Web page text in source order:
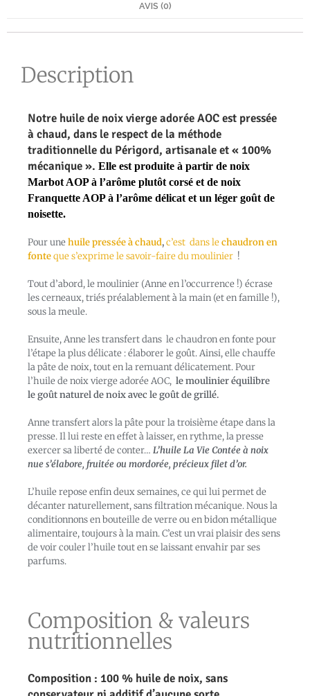
AVIS (0)
Description
Notre huile de noix vierge adorée AOC est pressée
à chaud, dans le respect de la méthode
traditionnelle du Périgord, artisanale et « 100%
mécanique ». Elle est produite à partir de noix
Marbot AOP à l’arôme plutôt corsé et de noix
Franquette AOP à l’arôme délicat et un léger goût de
noisette.
Pour unehuile pressée à chaud,c’est dans lechaudron en
fonteque s’exprime le savoir-faire du moulinier !
Tout d’abord, le moulinier (Anne en l’occurrence !) écrase
les cerneaux, triés préalablement à la main (et en famille !),
sous la meule.
Ensuite, Anne les transfert dans le chaudron en fonte pour
l’étape la plus délicate : élaborer le goût. Ainsi, elle chauffe
la pâte de noix, tout en la remuant délicatement. Pour
l’huile de noix vierge adorée AOC, le moulinieréquilibre
le goût naturel de noix avec le goût de grillé.
Anne transfert alors la pâte pour la troisième étape dans la
presse. Il lui reste en effet à laisser, en rythme, la presse
exercer sa liberté de conter… L’huile La Vie Contée à noix
nue s’élabore, fruitée ou mordorée, précieux filet d’or.
L’huile repose enfin deux semaines, ce qui lui permet de
décanter naturellement, sans filtration mécanique. Nous la
conditionnons en bouteille de verre ou en bidon métallique
alimentaire, toujours à la main. C’est un vrai plaisir des sens
de voir couler l’huile tout en se laissant envahir par ses
parfums.
Composition & valeurs
nutritionnelles
Composition : 100 % huile de noix, sans